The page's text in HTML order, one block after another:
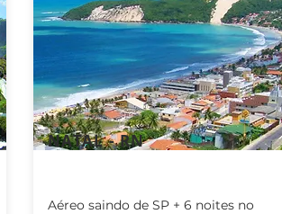
NATAL - RN
Aéreo saindo de SP + 6 noites no